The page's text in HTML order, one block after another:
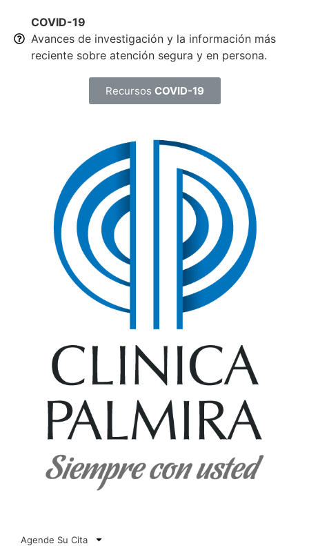
COVID-19
Avances de investigación y la información más
reciente sobre atención segura y en persona.
Recursos COVID-19
Agende Su Cita